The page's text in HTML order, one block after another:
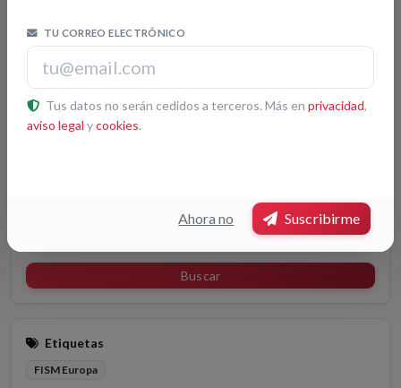
Newsletter
01/07/2022
Newsletter
01/05/2022
Comunicado
Buscar
Etiquetas
FISM Europa
TU CORREO ELECTRÓNICO
Tus datos no serán cedidos a terceros. Más en privacidad,
aviso legal ycookies.
Ahora no Suscribirme